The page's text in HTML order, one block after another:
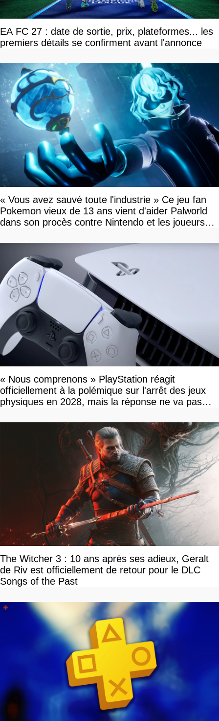
EA FC 27 : date de sortie, prix, plateformes... les
premiers détails se confirment avant l'annonce
« Vous avez sauvé toute l'industrie » Ce jeu fan
Pokemon vieux de 13 ans vient d'aider Palworld
dans son procès contre Nintendo et les joueurs
« Nous comprenons » PlayStation réagit
officiellement à la polémique sur l'arrêt des jeux
physiques en 2028, mais la réponse ne va pas
The Witcher 3 : 10 ans après ses adieux, Geralt
de Riv est officiellement de retour pour le DLC
Songs of the Past